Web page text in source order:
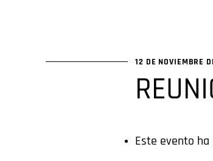
12 DE NOVIEMBRE
Este evento ha